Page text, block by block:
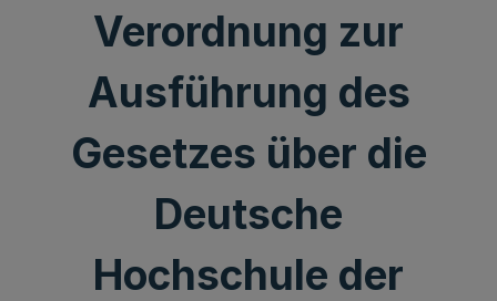
Verordnung zur
Ausführung des
Gesetzes über die
Deutsche
Hochschule der